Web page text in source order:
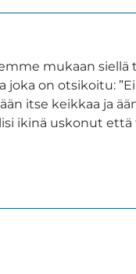
mukaan
on otsikoitu:
itse keikkaa ja
ikinä uskonut